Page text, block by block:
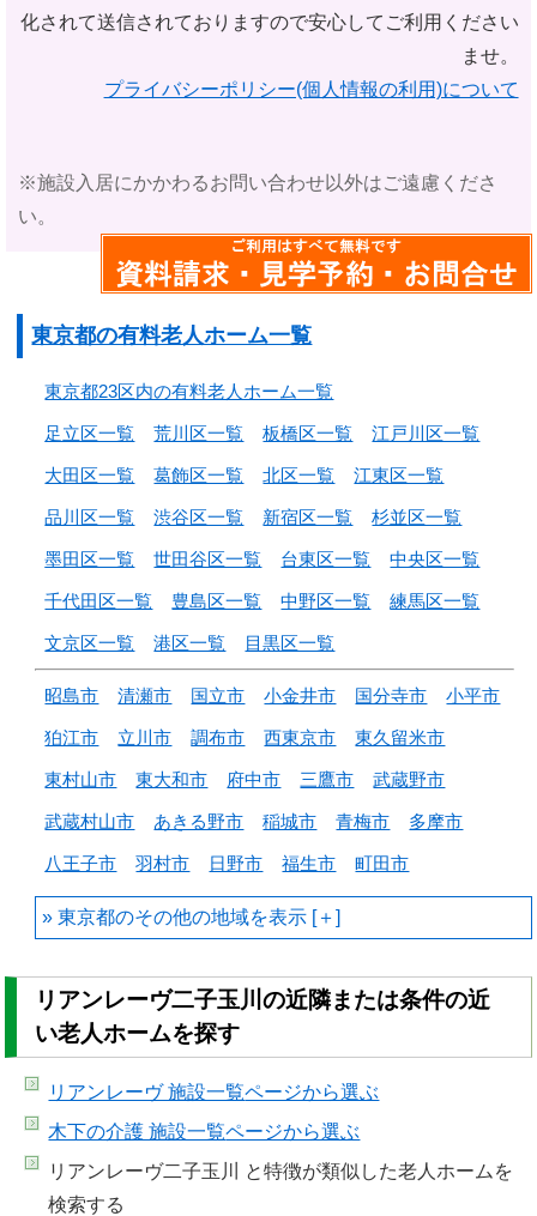
化されて送信されておりますので安心してご利用ください
ませ。
プライバシーポリシー(個人情報の利用)について
※施設入居にかかわるお問い合わせ以外はご遠慮くださ
い。
東京都の有料老人ホーム一覧
東京都23区内の有料老人ホーム一覧
足立区一覧 荒川区一覧 板橋区一覧 江戸川区一覧
大田区一覧 葛飾区一覧 北区一覧 江東区一覧
品川区一覧 渋谷区一覧 新宿区一覧 杉並区一覧
墨田区一覧 世田谷区一覧 台東区一覧 中央区一覧
千代田区一覧 豊島区一覧 中野区一覧 練馬区一覧
文京区一覧 港区一覧 目黒区一覧
昭島市 清瀬市 国立市 小金井市 国分寺市 小平市
狛江市 立川市 調布市 西東京市 東久留米市
東村山市 東大和市 府中市 三鷹市 武蔵野市
武蔵村山市 あきる野市 稲城市 青梅市 多摩市
八王子市 羽村市 日野市 福生市 町田市
東京都のその他の地域を
リアンレーヴ二子玉川の近隣または条件の近
い老人ホームを探す
リアンレーヴ 施設一覧ページから選ぶ
木下の介護 施設一覧ページから選ぶ
リアンレーヴ二子玉川 と特徴が類似した老人ホームを
検索する